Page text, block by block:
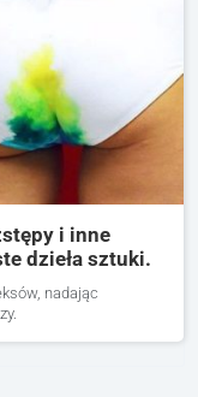
i inne
dzieła sztuki.
nadając